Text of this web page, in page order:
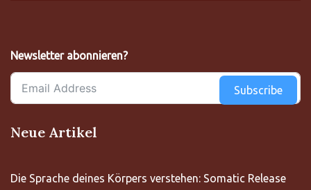
Newsletter abonnieren?
Subscribe
Neue Artikel
Die Sprache deines Körpers verstehen: Somatic Release